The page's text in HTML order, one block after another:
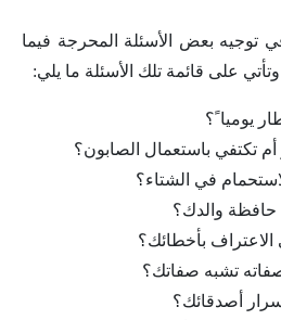
توجيه بعض الأسئلة المحرجة فيما
على قائمة تلك الأسئلة ما يلي:
يوميا ً؟
تكتفي باستعمال الصابون؟
في الشتاء؟
والدك؟
بأخطائك؟
تشبه صفاتك؟
أصدقائك؟